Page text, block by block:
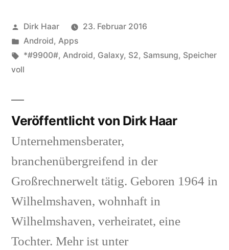
Veröffentlicht
von
Dirk Haar
23. Februar 2016
Veröffentlicht
in
Android, Apps
Schlagwörter:
*#9900#, Android, Galaxy, S2, Samsung, Speicher
voll
Veröffentlicht von Dirk Haar
Unternehmensberater,
branchenübergreifend in der
Großrechnerwelt tätig. Geboren 1964 in
Wilhelmshaven, wohnhaft in
Wilhelmshaven, verheiratet, eine
Tochter. Mehr ist unter